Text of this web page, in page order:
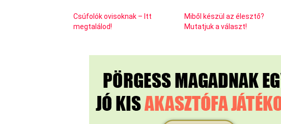
Csúfolók ovisoknak – Itt
megtalálod!
Miből készül az élesztő?
Mutatjuk a választ!